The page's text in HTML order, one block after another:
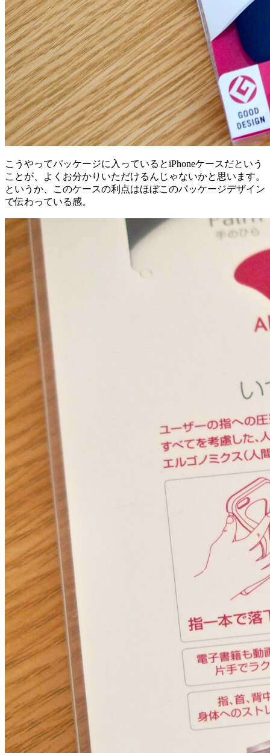
こうやってパッケージに入っているとiPhoneケースだという
ことが、よくお分かりいただけるんじゃないかと思います。
というか、このケースの利点はほぼこのパッケージデザイン
で伝わっている感。